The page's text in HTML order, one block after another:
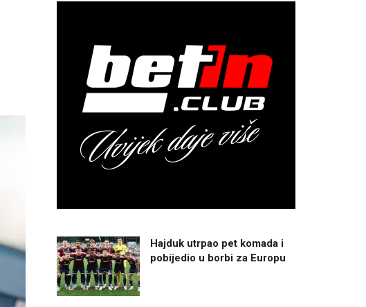
Hajduk utrpao pet komada i
pobijedio u borbi za Europu